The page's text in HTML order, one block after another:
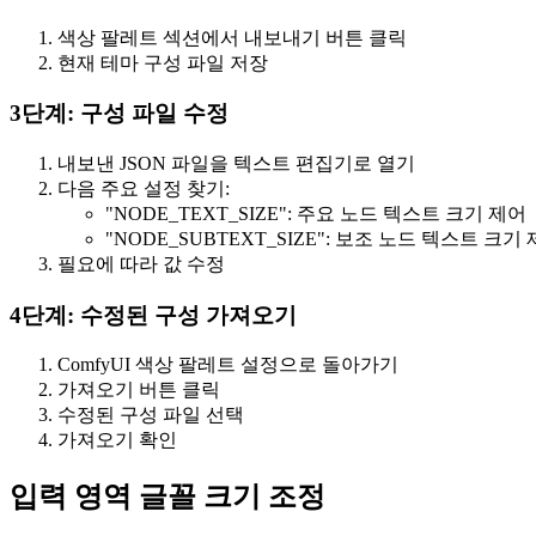
색상 팔레트 섹션에서 내보내기 버튼 클릭
현재 테마 구성 파일 저장
3단계: 구성 파일 수정
내보낸 JSON 파일을 텍스트 편집기로 열기
다음 주요 설정 찾기:
"NODE_TEXT_SIZE": 주요 노드 텍스트 크기 제어
"NODE_SUBTEXT_SIZE": 보조 노드 텍스트 크기
필요에 따라 값 수정
4단계: 수정된 구성 가져오기
ComfyUI 색상 팔레트 설정으로 돌아가기
가져오기 버튼 클릭
수정된 구성 파일 선택
가져오기 확인
입력 영역 글꼴 크기 조정